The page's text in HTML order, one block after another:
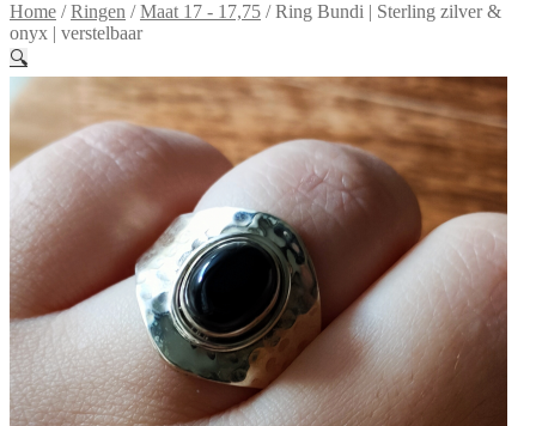
Home /Ringen /Maat 17 - 17,75 /Ring Bundi | Sterling zilver &
onyx | verstelbaar
🔍